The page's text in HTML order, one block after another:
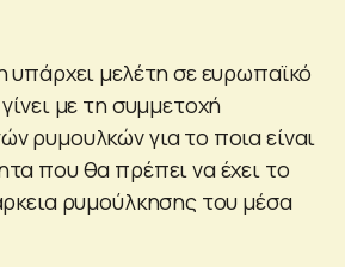
υπάρχει μελέτη σε ευρωπαϊκό
με τη συμμετοχή
ρυμουλκών για το ποια είναι
που θα πρέπει να έχει το
ρυμούλκησης του μέσα